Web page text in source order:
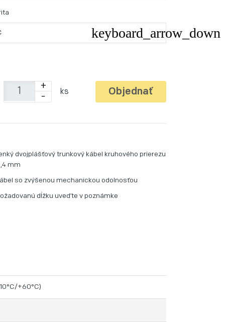
+
-
ks Objednať
dvojplášťový trunkový kábel kruhového prierezu
mm
so zvýšenou mechanickou odolnosťou
dĺžku uveďte v poznámke
+60°C)